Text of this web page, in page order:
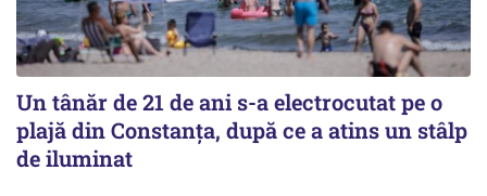
Un tânăr de 21 de ani s-a electrocutat pe o
plajă din Constanța, după ce a atins un stâlp
de iluminat